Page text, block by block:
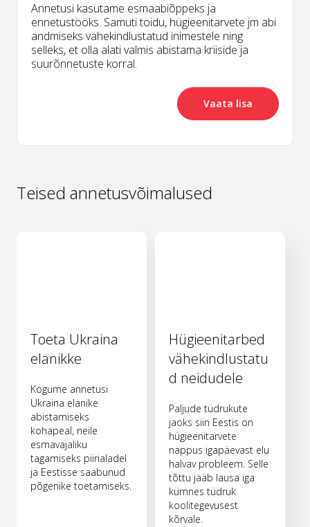
Annetusi kasutame esmaabiõppeks ja
ennetustööks. Samuti toidu, hügieenitarvete jm abi
andmiseks vähekindlustatud inimestele ning
selleks, et olla alati valmis abistama kriiside ja
suurõnnetuste korral.
Vaata lisa
Teised annetusvõimalused
Toeta Ukraina
elanikke
Kogume annetusi
Ukraina elanike
abistamiseks
kohapeal, neile
esmavajaliku
tagamiseks piirialadel
ja Eestisse saabunud
põgenike toetamiseks.
Hügieenitarbed
vähekindlustatu
d neidudele
Paljude tüdrukute
jaoks siin Eestis on
hügieenitarvete
nappus igapäevast elu
halvav probleem. Selle
tõttu jääb lausa iga
kümnes tüdruk
koolitegevusest
kõrvale.